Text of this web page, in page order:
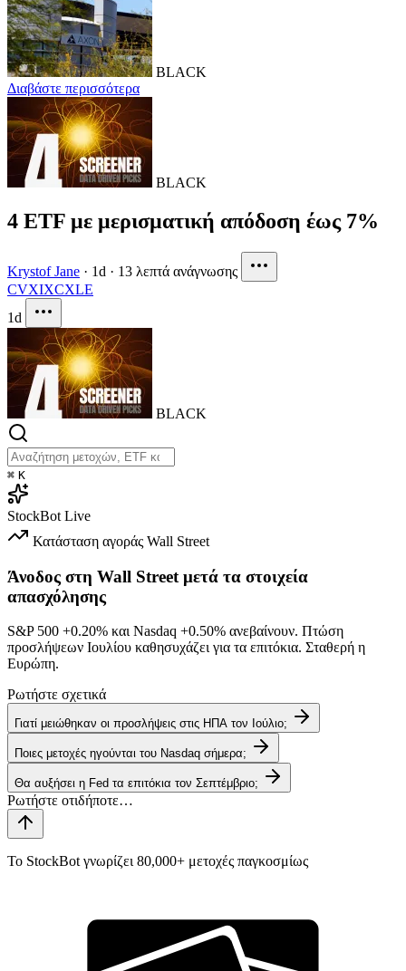
BLACK
Διαβάστε περισσότερα
BLACK
4 ETF με μερισματική απόδοση έως 7%
Krystof Jane · 1d · 13 λεπτά ανάγνωσης
CVXIXCXLE
1d
BLACK
⌘ K
StockBot Live
Κατάσταση αγοράς Wall Street
Άνοδος στη Wall Street μετά τα στοιχεία
απασχόλησης
S&P 500 +0.20% και Nasdaq +0.50% ανεβαίνουν. Πτώση
προσλήψεων Ιουλίου καθησυχάζει για τα επιτόκια. Σταθερή η
Ευρώπη.
Ρωτήστε σχετικά
Γιατί μειώθηκαν οι προσλήψεις στις ΗΠΑ τον Ιούλιο;
Ποιες μετοχές ηγούνται του Nasdaq σήμερα;
Θα αυξήσει η Fed τα επιτόκια τον Σεπτέμβριο;
Το StockBot γνωρίζει 80,000+ μετοχές παγκοσμίως